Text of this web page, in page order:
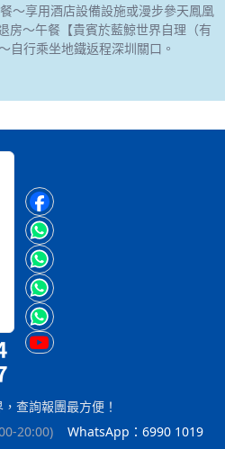
～享用酒店設備設施或漫步參天鳳凰
房～午餐【貴賓於藍鯨世界自理（有
自行乘坐地鐵返程深圳關口。
查詢報團最方便！
20:00)
WhatsApp：6990 1019